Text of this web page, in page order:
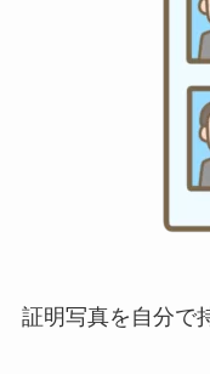
証明写真を自分で